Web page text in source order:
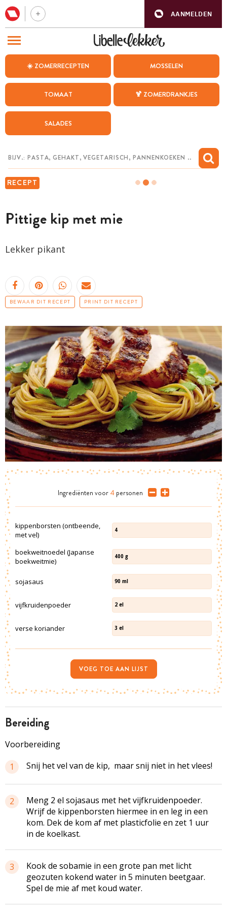
AANMELDEN
☀️ ZOMERRECEPTEN MOSSELEN
TOMAAT 🍹 ZOMERDRANKJES
SALADES
RECEPT
Pittige kip met mie
Lekker pikant
BEWAAR DIT RECEPT PRINT DIT RECEPT
bereiding
Voorbereiding
1
Snij het vel van de kip, maar snij niet in het vlees!
2
Meng 2 el sojasaus met het vijfkruidenpoeder.
Wrijf de kippenborsten hiermee in en leg in een
kom. Dek de kom af met plasticfolie en zet 1 uur
in de koelkast.
3
Kook de sobamie in een grote pan met licht
geozuten kokend water in 5 minuten beetgaar.
Spel de mie af met koud water.
Ingrediënten voor 4 personen
kippenborsten (ontbeende,
met vel)
4
boekweitnoedel (Japanse
boekweitmie)
400 g
sojasaus 90 ml
vijfkruidenpoeder 2 el
verse koriander 3 el
VOEG TOE AAN LIJST
BEZOEK ONZE ANDERE WEBSITES
WEEKMENU
CHAT MET MAIA
MIJN BEWAARDE RECEPTEN